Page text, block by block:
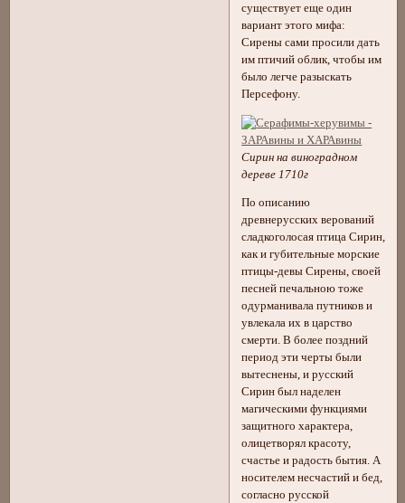
существует еще один
вариант этого мифа:
Сирены сами просили дать
им птичий облик, чтобы им
было легче разыскать
Персефону.
Сирин на виноградном
дереве 1710г
По описанию
древнерусских верований
сладкоголосая птица Сирин,
как и губительные морские
птицы-девы Сирены, своей
песней печальною тоже
одурманивала путников и
увлекала их в царство
смерти. В более поздний
период эти черты были
вытеснены, и русский
Сирин был наделен
магическими функциями
защитного характера,
олицетворял красоту,
счастье и радость бытия. А
носителем несчастий и бед,
согласно русской